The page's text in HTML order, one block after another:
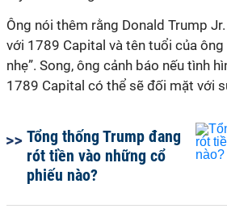
Ông nói thêm rằng Donald Trump
với 1789 Capital và tên tuổi của
nhẹ”. Song, ông cảnh báo nếu tình
1789 Capital có thể sẽ đối mặt với
Tổng thống Trump đang
rót tiền vào những cổ
phiếu nào?